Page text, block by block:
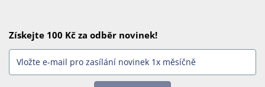
Získejte 100 Kč za odběr novinek!